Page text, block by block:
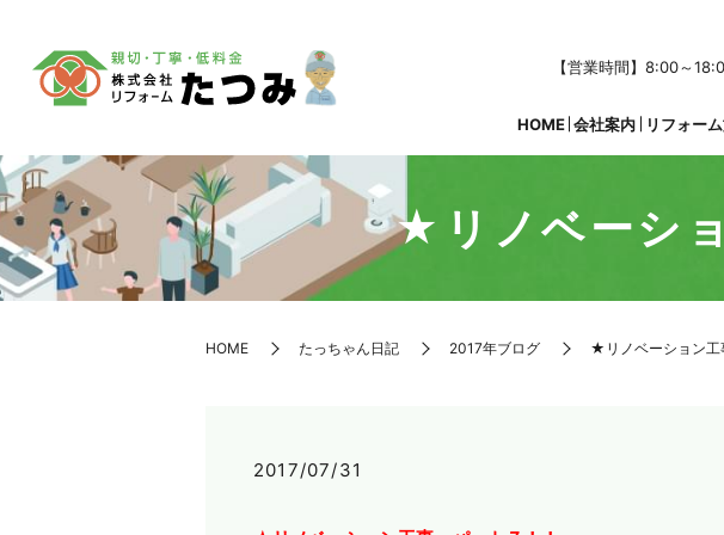
HOME 会社案内 リフォー
【営業時間】8:00～
★リノベーシ
HOME たっちゃん日記 2017年ブログ ★リノベーション工
2017/07/31